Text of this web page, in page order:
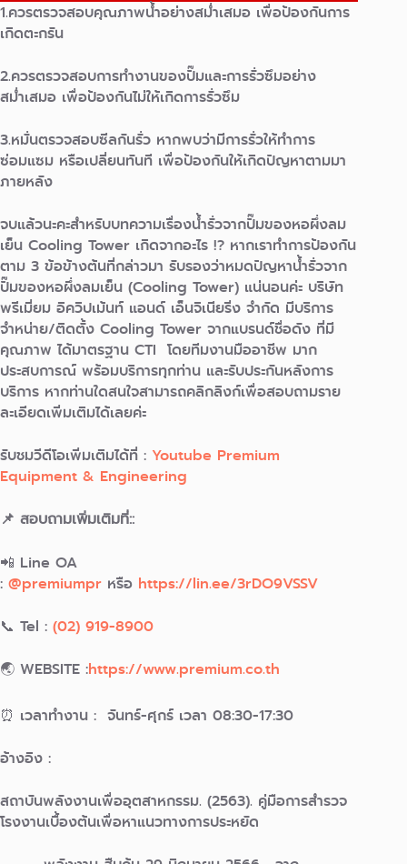
1.ควรตรวจสอบคุณภาพน้ำอย่างสม่ำเสมอ เพื่อป้องกันการ
เกิดตะกรัน
2.ควรตรวจสอบการทำงานของปั๊มและการรั่วซึมอย่าง
สม่ำเสมอ เพื่อป้องกันไม่ให้เกิดการรั่วซึม
3.หมั่นตรวจสอบซีลกันรั่ว หากพบว่ามีการรั่วให้ทําการ
ซ่อมแซม หรือเปลี่ยนทันที เพื่อป้องกันให้เกิดปัญหาตามมา
ภายหลัง
จบแล้วนะคะสำหรับบทความเรื่องนํ้ารั่วจากปั๊มของหอผึ่งลม
เย็น Cooling Tower เกิดจากอะไร !? หากเราทำการป้องกัน
ตาม 3 ข้อข้างต้นที่กล่าวมา รับรองว่าหมดปัญหานํ้ารั่วจาก
ปั๊มของหอผึ่งลมเย็น (Cooling Tower) แน่นอนค่ะ บริษัท
พรีเมี่ยม อิควิปเม้นท์ แอนด์ เอ็นจิเนียริ่ง จำกัด มีบริการ
จำหน่าย/ติดตั้ง Cooling Tower จากแบรนด์ชื่อดัง ที่มี
คุณภาพ ได้มาตรฐาน CTI โดยทีมงานมืออาชีพ มาก
ประสบการณ์ พร้อมบริการทุกท่าน และรับประกันหลังการ
บริการ หากท่านใดสนใจสามารถคลิกลิงก์เพื่อสอบถามราย
ละเอียดเพิ่มเติมได้เลยค่ะ
รับชมวีดีโอเพิ่มเติมได้ที่ : Youtube Premium
Equipment & Engineering
📌 สอบถามเพิ่มเติมที่::
📲 Line OA
: @premiumpr หรือ https://lin.ee/3rDO9VSSV
📞 Tel : (02) 919-8900
🌏 WEBSITE :https://www.premium.co.th
⏰ เวลาทำงาน : จันทร์-ศุกร์ เวลา 08:30-17:30
อ้างอิง :
สถาบันพลังงานเพื่ออุตสาหกรรม. (2563). คู่มือการสำรวจ
โรงงานเบื้องต้นเพื่อหาแนวทางการประหยัด